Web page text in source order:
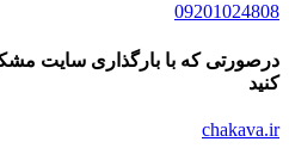
09201024808
درصورتی که با بارگذاری سایت
کنید
chakava.ir